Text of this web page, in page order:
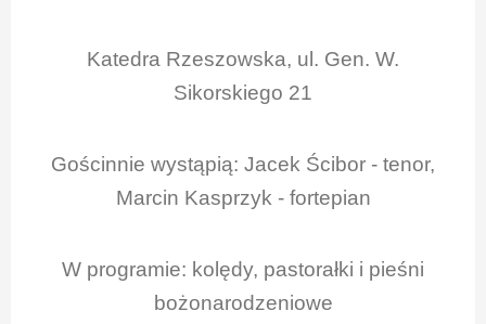
Katedra Rzeszowska, ul. Gen. W.
Sikorskiego 21
Gościnnie wystąpią: Jacek Ścibor - tenor,
Marcin Kasprzyk - fortepian
W programie: kolędy, pastorałki i pieśni
bożonarodzeniowe